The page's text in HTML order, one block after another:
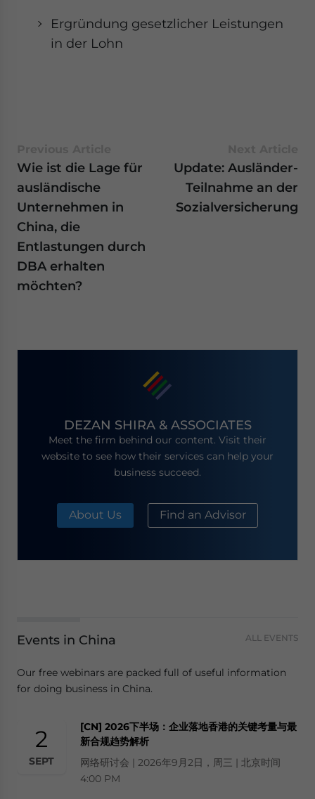
Ergründung gesetzlicher Leistungen
in der Lohn
Wie ist die Lage für
ausländische
Unternehmen in
China, die
Entlastungen durch
DBA erhalten
möchten?
Update: Ausländer-
Teilnahme an der
Sozialversicherung
DEZAN SHIRA & ASSOCIATES
Meet the firm behind our content. Visit their
website to see how their services can help your
business succeed.
About Us Find an Advisor
Events in China ALL EVENTS
Our free webinars are packed full of useful information
for doing business in China.
2
SEPT
[CN] 2026下半场：企业落地香港的关键考量与最
新合规趋势解析
网络研讨会 | 2026年9月2日，周三 | 北京时间
4:00 PM